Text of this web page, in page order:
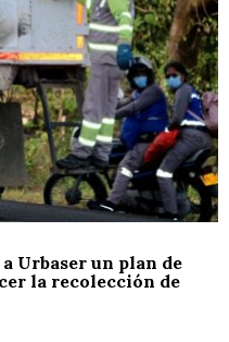
Urbaser un plan de
la recolección de